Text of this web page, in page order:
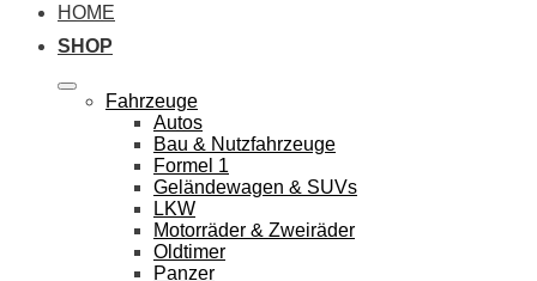
HOME
SHOP
Fahrzeuge
Autos
Bau & Nutzfahrzeuge
Formel 1
Geländewagen & SUVs
LKW
Motorräder & Zweiräder
Oldtimer
Panzer